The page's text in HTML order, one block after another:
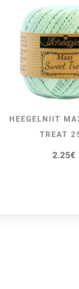
VALI
HEEGELNIIT
TREAT
2.25€